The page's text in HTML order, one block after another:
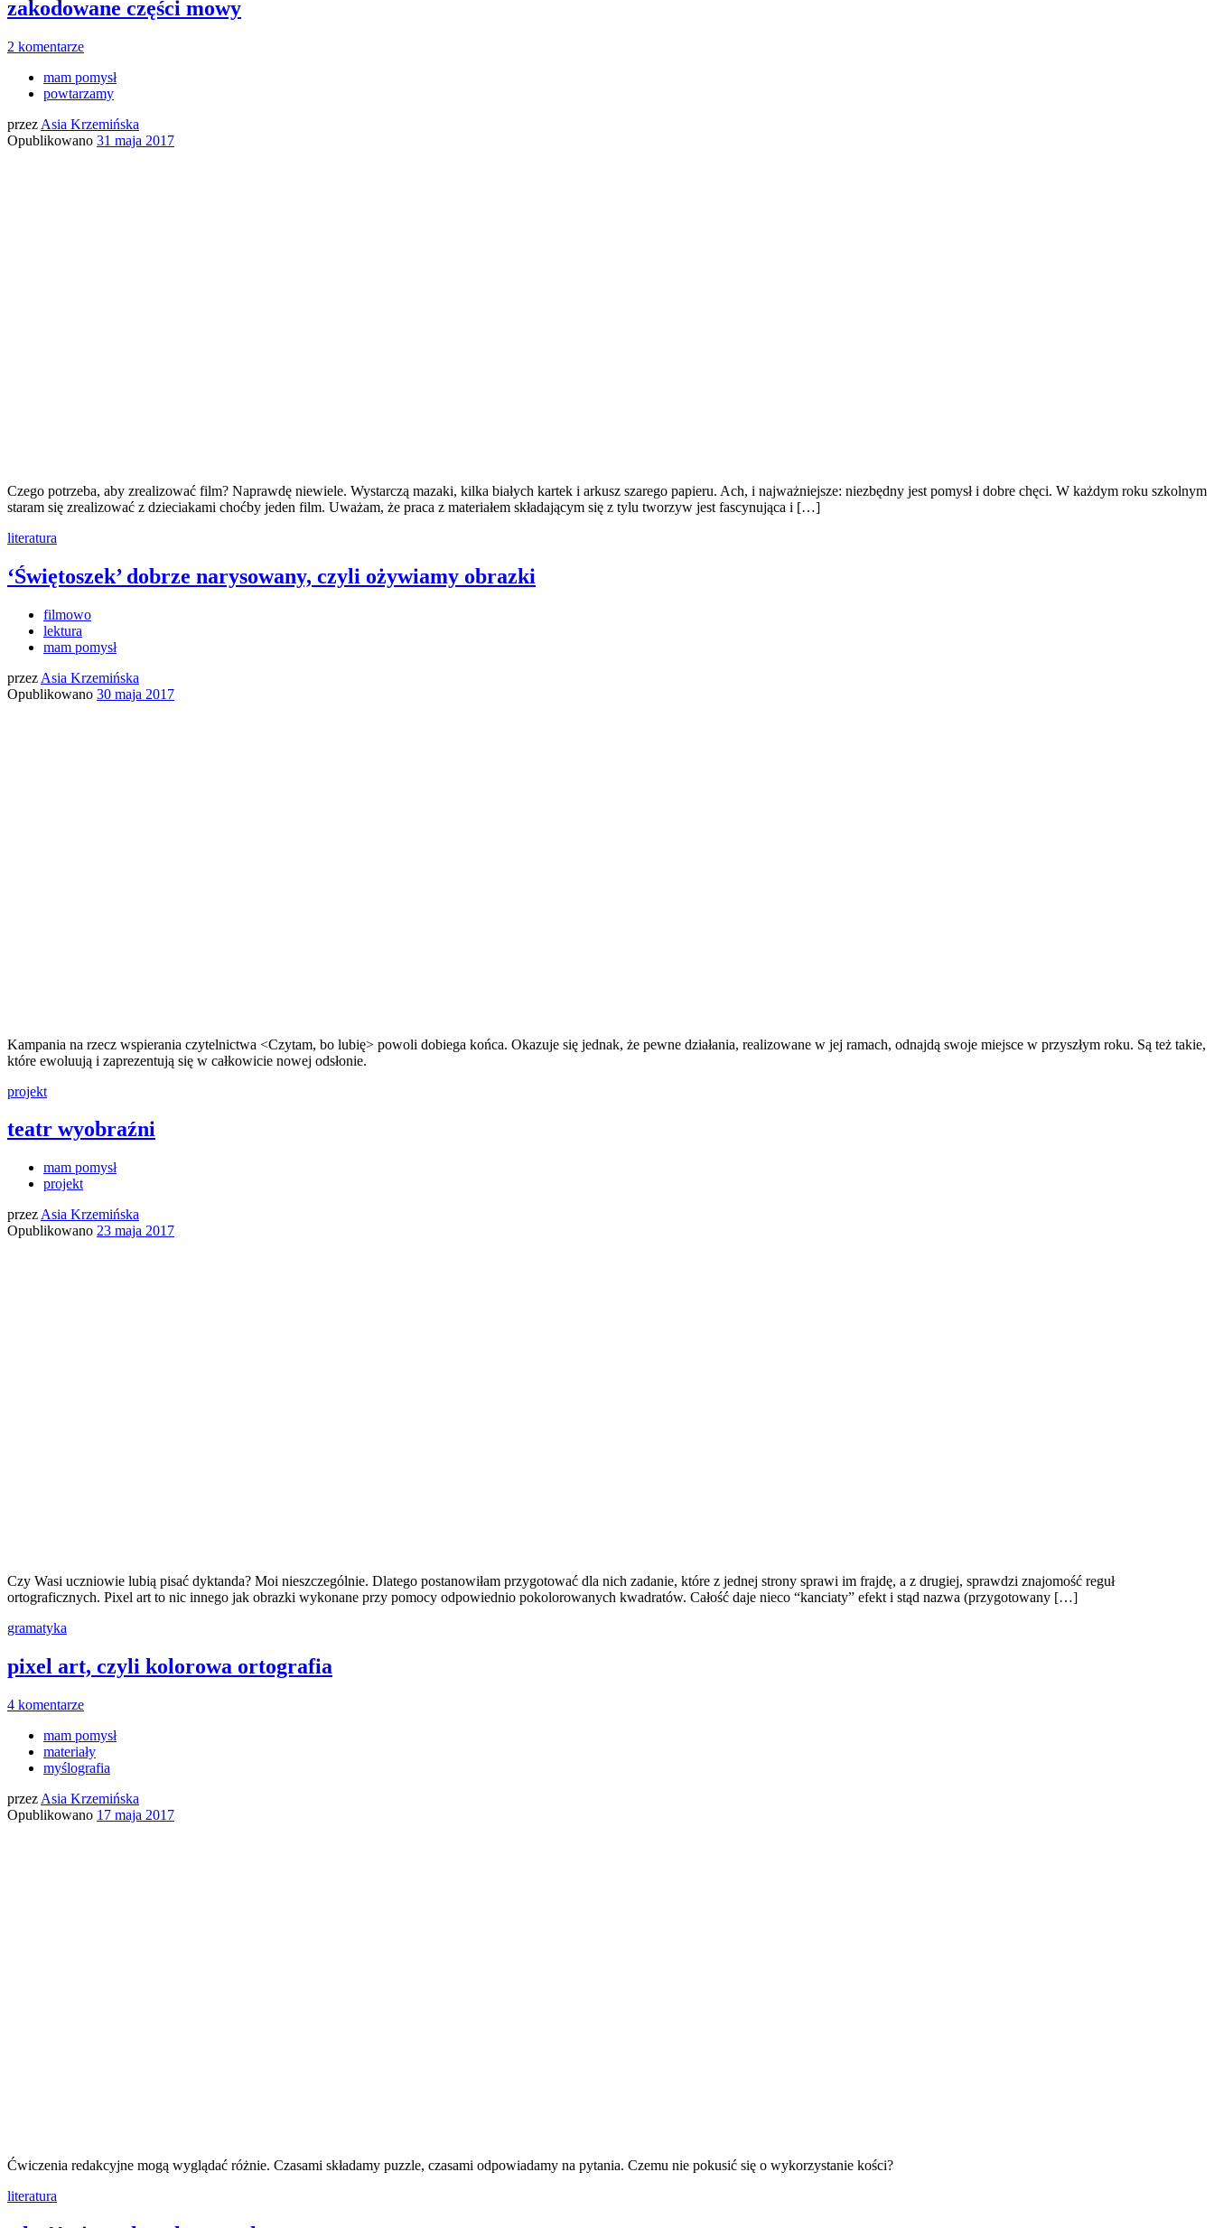
zakodowane części mowy
2 komentarze
mam pomysł
powtarzamy
przez Asia Krzemińska
Opublikowano 31 maja 2017
Czego potrzeba, aby zrealizować film? Naprawdę niewiele. Wystarczą mazaki, kilka białych kartek i arkusz szarego papieru. Ach, i najważniejsze: niezbędny jest pomysł i dobre chęci. W każdym roku szkolnym
staram się zrealizować z dzieciakami choćby jeden film. Uważam, że praca z materiałem składającym się z tylu tworzyw jest fascynująca i […]
literatura
‘Świętoszek’ dobrze narysowany, czyli ożywiamy obrazki
filmowo
lektura
mam pomysł
przez Asia Krzemińska
Opublikowano 30 maja 2017
Kampania na rzecz wspierania czytelnictwa <Czytam, bo lubię> powoli dobiega końca. Okazuje się jednak, że pewne działania, realizowane w jej ramach, odnajdą swoje miejsce w przyszłym roku. Są też takie,
które ewoluują i zaprezentują się w całkowicie nowej odsłonie.
projekt
teatr wyobraźni
mam pomysł
projekt
przez Asia Krzemińska
Opublikowano 23 maja 2017
Czy Wasi uczniowie lubią pisać dyktanda? Moi nieszczególnie. Dlatego postanowiłam przygotować dla nich zadanie, które z jednej strony sprawi im frajdę, a z drugiej, sprawdzi znajomość reguł
ortograficznych. Pixel art to nic innego jak obrazki wykonane przy pomocy odpowiednio pokolorowanych kwadratów. Całość daje nieco “kanciaty” efekt i stąd nazwa (przygotowany […]
gramatyka
pixel art, czyli kolorowa ortografia
4 komentarze
mam pomysł
materiały
myślografia
przez Asia Krzemińska
Opublikowano 17 maja 2017
Ćwiczenia redakcyjne mogą wyglądać różnie. Czasami składamy puzzle, czasami odpowiadamy na pytania. Czemu nie pokusić się o wykorzystanie kości?
literatura